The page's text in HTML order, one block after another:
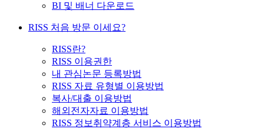
BI 및 배너 다운로드
RISS 처음 방문 이세요?
RISS란?
RISS 이용권한
내 관심논문 등록방법
RISS 자료 유형별 이용방법
복사/대출 이용방법
해외전자자료 이용방법
RISS 정보취약계층 서비스 이용방법